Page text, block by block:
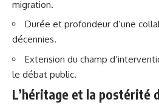
migration.
Durée et profondeur d’une
décennies.
Extension du champ
le débat public.
L’héritage et la postérité